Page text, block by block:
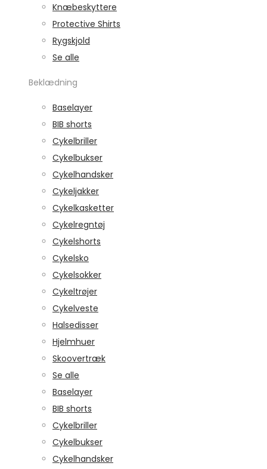
Knæbeskyttere
Protective Shirts
Rygskjold
Se alle
Beklædning
Baselayer
BIB shorts
Cykelbriller
Cykelbukser
Cykelhandsker
Cykeljakker
Cykelkasketter
Cykelregntøj
Cykelshorts
Cykelsko
Cykelsokker
Cykeltrøjer
Cykelveste
Halsedisser
Hjelmhuer
Skoovertræk
Se alle
Baselayer
BIB shorts
Cykelbriller
Cykelbukser
Cykelhandsker